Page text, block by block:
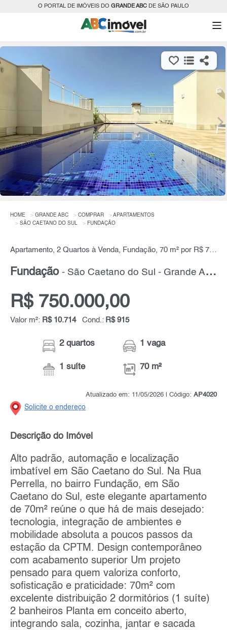
O PORTAL DE IMÓVEIS DO GRANDE ABC DE SÃO PAULO
HOME GRANDE ABC COMPRAR
APARTAMENTOS
SÃO CAETANO DO SUL
FUNDAÇÃO
Apartamento, 2 Quartos à Venda, Fundação, 70 m² por R$ 750.000,00
Fundação - São Caetano do Sul - Grande ABC
R$ 750.000,00
Valor m²: R$ 10.714 Cond.: R$ 915
2 quartos
1 suíte
1 vaga
70 m²
Atualizado em: 11/05/2026 | Código: AP4020
Solicite o endereço
Descrição do Imóvel
Alto padrão, automação e localização
imbatível em São Caetano do Sul. Na Rua
Perrella, no bairro Fundação, em São
Caetano do Sul, este elegante apartamento
de 70m² reúne o que há de mais desejado:
tecnologia, integração de ambientes e
mobilidade absoluta a poucos passos da
estação da CPTM. Design contemporâneo
com acabamento superior Um projeto
pensado para quem valoriza conforto,
sofisticação e praticidade: 70m² com
excelente distribuição 2 dormitórios (1 suíte)
2 banheiros Planta em conceito aberto,
integrando sala, cozinha, jantar e sacada